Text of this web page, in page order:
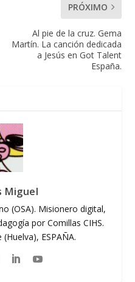
PRÓXIMO
Al pie de la cruz. Gema
Martín. La canción dedicada
a Jesús en Got Talent
España.
Miguel
(OSA). Misionero digital,
por Comillas CIHS.
ESPAÑA.